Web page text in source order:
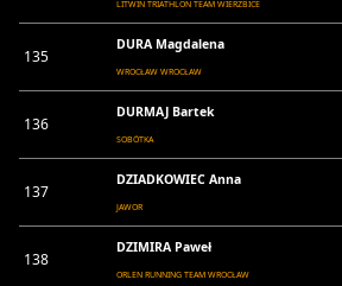
LITWIN TRIATHLON TEAM WIERZBICE
135
DURA Magdalena
WROCŁAW WROCŁAW
136
DURMAJ Bartek
SOBÓTKA
137
DZIADKOWIEC Anna
JAWOR
138
DZIMIRA Paweł
ORLEN RUNNING TEAM WROCŁAW